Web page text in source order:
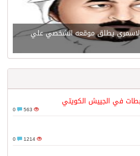
الاسمري يطلق موقعه الشخصي علي
في الجييش الكويتي
563
1214